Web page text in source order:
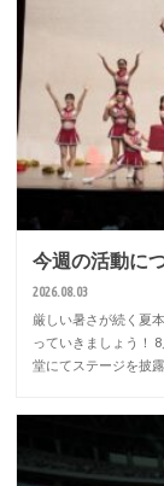
今週の活動に
2026.08.03
厳しい暑さが続く夏
っていきましょう！
堂にてステージを披露